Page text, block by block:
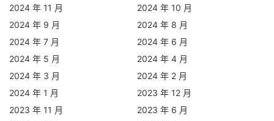
2024 年 11 月
2024 年 10 月
2024 年 9 月
2024 年 8 月
2024 年 7 月
2024 年 6 月
2024 年 5 月
2024 年 4 月
2024 年 3 月
2024 年 2 月
2024 年 1 月
2023 年 12 月
2023 年 11 月
2023 年 6 月